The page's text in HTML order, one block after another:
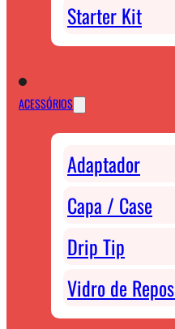
Starter Kit
ACESSÓRIOS
Adaptador
Capa / Case
Drip Tip
Vidro de